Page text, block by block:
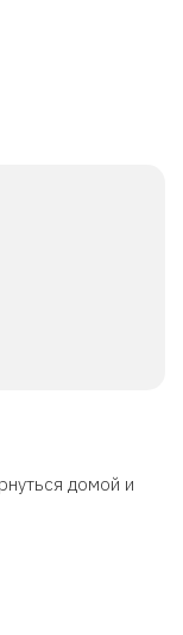
домой и